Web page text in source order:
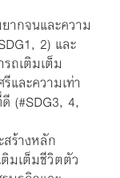
ากจนและความ
2) และ
ถเติมเต็ม
และความเท่า
(#SDG3, 4,
ร้างหลัก
มเต็มชีวิตตัว